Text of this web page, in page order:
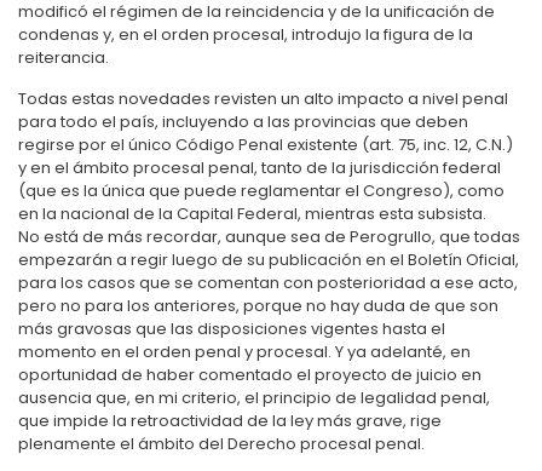
modificó el régimen de la reincidencia y de la unificación de
condenas y, en el orden procesal, introdujo la figura de la
reiterancia.
Todas estas novedades revisten un alto impacto a nivel penal
para todo el país, incluyendo a las provincias que deben
regirse por el único Código Penal existente (art. 75, inc. 12, C.N.)
y en el ámbito procesal penal, tanto de la jurisdicción federal
(que es la única que puede reglamentar el Congreso), como
en la nacional de la Capital Federal, mientras esta subsista.
No está de más recordar, aunque sea de Perogrullo, que todas
empezarán a regir luego de su publicación en el Boletín Oficial,
para los casos que se comentan con posterioridad a ese acto,
pero no para los anteriores, porque no hay duda de que son
más gravosas que las disposiciones vigentes hasta el
momento en el orden penal y procesal. Y ya adelanté, en
oportunidad de haber comentado el proyecto de juicio en
ausencia que, en mi criterio, el principio de legalidad penal,
que impide la retroactividad de la ley más grave, rige
plenamente el ámbito del Derecho procesal penal.